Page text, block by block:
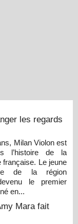
les regards
Milan Violon est
l’histoire de la
française. Le jeune
de la région
le premier
en...
Mara fait